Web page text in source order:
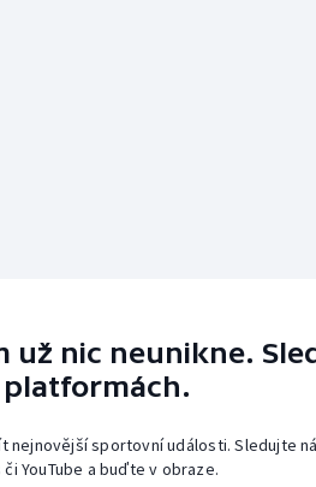
už nic neunikne.
nejnovější sportovní události. Sledujte
YouTube a buďte v obraze.